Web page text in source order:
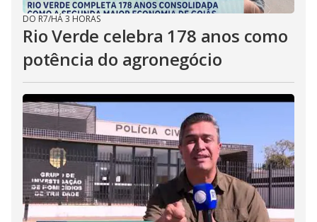
DO R7/HÁ 3 HORAS
Rio Verde celebra 178 anos como
potência do agronegócio